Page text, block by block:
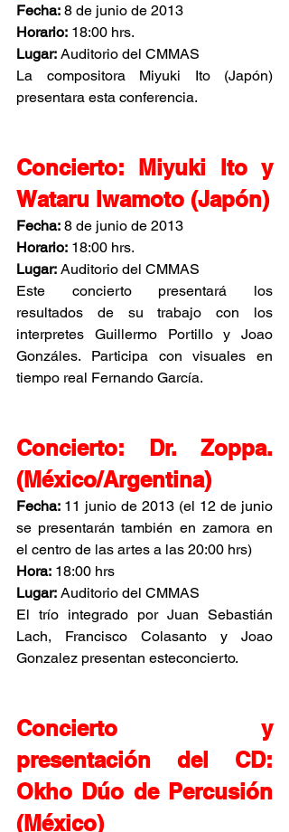
Fecha: 8 de junio de 2013
Horario: 18:00 hrs.
Lugar: Auditorio del CMMAS
La compositora Miyuki Ito (Japón)
presentara esta conferencia.
Concierto: Miyuki Ito y
Wataru Iwamoto (Japón)
Fecha: 8 de junio de 2013
Horario: 18:00 hrs.
Lugar: Auditorio del CMMAS
Este concierto presentará los
resultados de su trabajo con los
interpretes Guillermo Portillo y Joao
Gonzáles. Participa con visuales en
tiempo real Fernando García.
Concierto: Dr. Zoppa.
(México/Argentina)
Fecha: 11 junio de 2013 (el 12 de junio
se presentarán también en zamora en
el centro de las artes a las 20:00 hrs)
Hora: 18:00 hrs
Lugar: Auditorio del CMMAS
El trío integrado por Juan Sebastián
Lach, Francisco Colasanto y Joao
Gonzalez presentan esteconcierto.
Concierto y
presentación del CD:
Okho Dúo de Percusión
(México)